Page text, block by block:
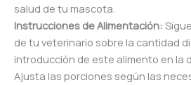
salud de tu mascota.
Instrucciones de Alimentación:
de tu veterinario sobre la cantidad
introducción de este alimento en la
Ajusta las porciones según las